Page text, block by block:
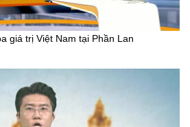
giá trị Việt Nam tại Phần Lan